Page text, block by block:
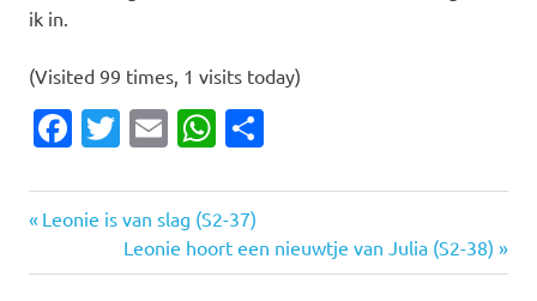
ik in.
(Visited 99 times, 1 visits today)
Facebook
Twitter
EmailWhatsApp
Bericht
navigatie
Vorige
Leonie is van slag (S2-37)
Volgende
bericht:
Leonie hoort een nieuwtje van Julia (S2-38)